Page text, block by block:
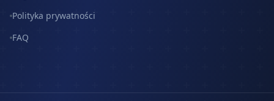
Polityka prywatności
FAQ